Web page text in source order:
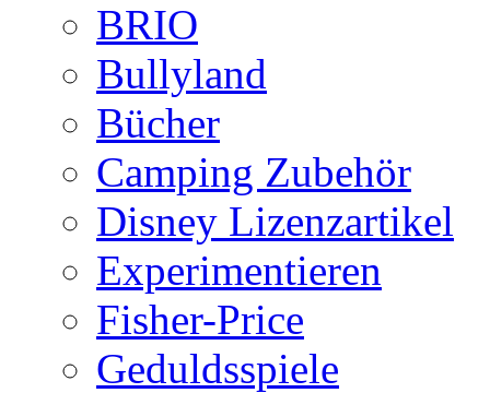
BRIO
Bullyland
Bücher
Camping Zubehör
Disney Lizenzartikel
Experimentieren
Fisher-Price
Geduldsspiele